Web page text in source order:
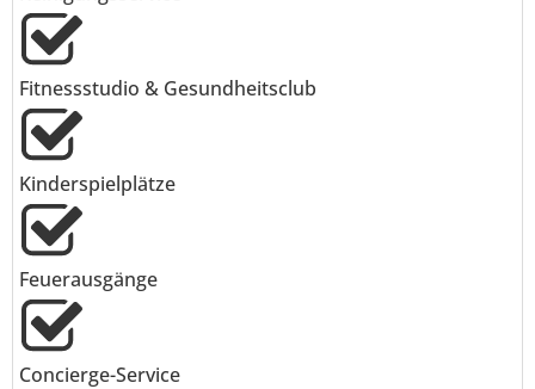
Fitnessstudio & Gesundheitsclub
Kinderspielplätze
Feuerausgänge
Concierge-Service